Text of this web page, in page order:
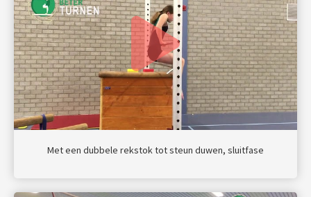
Met een dubbele rekstok tot steun duwen, sluitfase